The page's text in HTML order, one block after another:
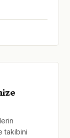
takibini